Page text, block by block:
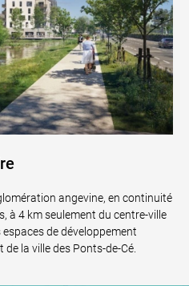
angevine, en continuité
à 4 km seulement du centre-ville
espaces de développement
la ville des Ponts-de-Cé.